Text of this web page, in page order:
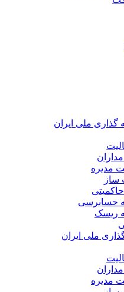
گذاری ملی ایران
مدیره
ساز
حسابرسی
ریسک
ملی ایران
مدیره